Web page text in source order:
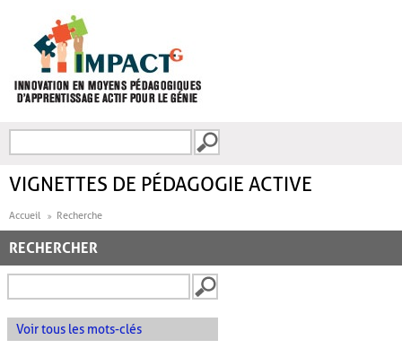
FORMULAIRE DE
VIGNETTES DE PÉDAGOGIE ACTIVE
Accueil Recherche
RECHERCHER
Voir tous les mots-clés